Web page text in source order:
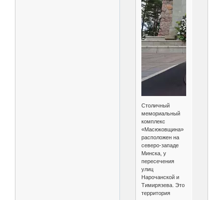
Столичный
мемориальный
комплекс
«Масюковщина»
расположен на
северо-западе
Минска, у
пересечения
улиц
Нарочанской и
Тимирязева. Это
территория